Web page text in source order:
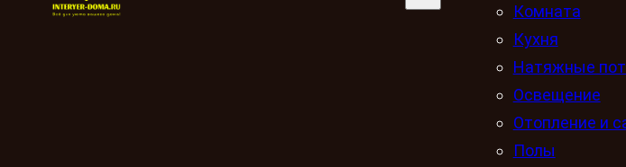
Комната
Кухня
Натяжные
Освещение
Отопление и
Полы